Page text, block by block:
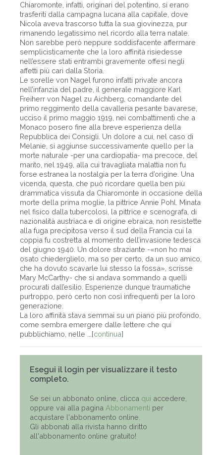
Chiaromonte, infatti, originari del potentino, si erano
trasferiti dalla campagna lucana alla capitale, dove
Nicola aveva trascorso tutta la sua giovinezza, pur
rimanendo legatissimo nel ricordo alla terra natale.
Non sarebbe però neppure soddisfacente affermare
semplicisticamente che la loro affinità risiedesse
nell’essere stati entrambi gravemente offesi negli
affetti più cari dalla Storia.
Le sorelle von Nagel furono infatti private ancora
nell’infanzia del padre, il generale maggiore Karl
Freiherr von Nagel zu Aichberg, comandante del
primo reggimento della cavalleria pesante bavarese,
ucciso il primo maggio 1919, nei combattimenti che a
Monaco posero fine alla breve esperienza della
Repubblica dei Consigli. Un dolore a cui, nel caso di
Melanie, si aggiunse successivamente quello per la
morte naturale -per una cardiopatia- ma precoce, del
marito, nel 1949, alla cui travagliata malattia non fu
forse estranea la nostalgia per la terra d’origine. Una
vicenda, questa, che può ricordare quella ben più
drammatica vissuta da Chiaromonte in occasione della
morte della prima moglie, la pittrice Annie Pohl. Minata
nel fisico dalla tubercolosi, la pittrice e scenografa, di
nazionalità austriaca e di origine ebraica, non resistette
alla fuga precipitosa verso il sud della Francia cui la
coppia fu costretta al momento dell’invasione tedesca
del giugno 1940. Un dolore straziante -«non ho mai
osato chiederglielo, ma so per certo, da un suo amico,
che ha dovuto scavarle lui stesso la fossa», scrisse
Mary McCarthy- che si andava sommando a quelli
procurati dall’esilio. Esperienze dunque traumatiche
purtroppo, però certo non così infrequenti per la loro
generazione.
La loro affinità stava semmai su un piano più profondo,
come sembra emergere dalle lettere che qui
pubblichiamo, nelle ...[continua]
Esegui il login per visualizzare il testo
completo.
Se sei un abbonato online, clicca qui accedere,
oppure vai alla pagina Abbonamenti per
acquistare l'abbonamento online.
Gli abbonati alla rivista hanno diritto
all'abbonamento online gratuito!